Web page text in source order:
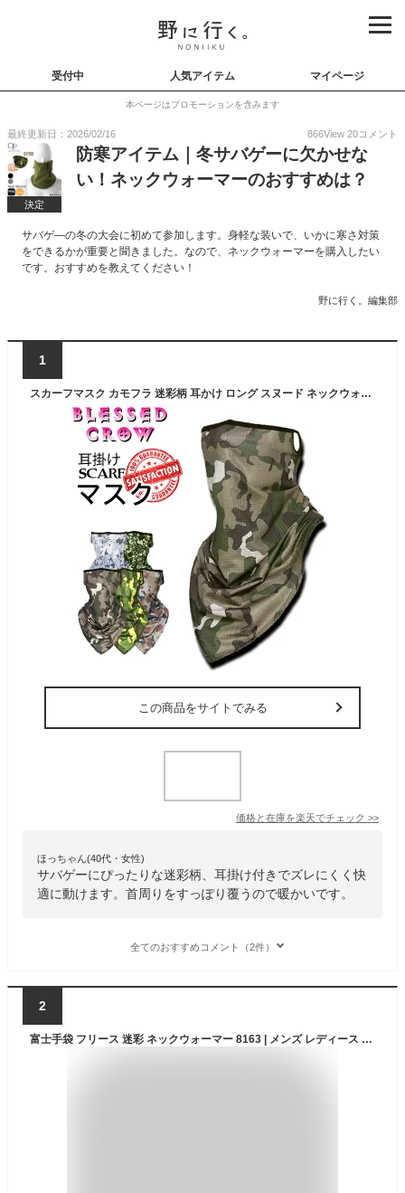
受付中 人気アイテム マイページ
本ページはプロモーションを含みます
最終更新日：2026/02/16 866View 20コメント
決定
防寒アイテム｜冬サバゲーに欠かせな
い！ネックウォーマーのおすすめは？
サバゲ―の冬の大会に初めて参加します。身軽な装いで、いかに寒さ対策
をできるかが重要と聞きました。なので、ネックウォーマーを購入したい
です。おすすめを教えてください！
野に行く。編集部
1
スカーフマスク カモフラ 迷彩柄 耳かけ ロング スヌード ネックウォーマー バンダナマスク カジュアル ミリタリー サバゲー ファッション
この商品をサイトでみる
価格と在庫を楽天でチェック >>
ほっちゃん(40代・女性)
サバゲーにぴったりな迷彩柄、耳掛け付きでズレにくく快
適に動けます。首周りをすっぽり覆うので暖かいです。
全てのおすすめコメント（2件）
2
富士手袋 フリース 迷彩 ネックウォーマー 8163 | メンズ レディース 男女兼用 ネック 首 マフラー かっこいい 秋 冬 雪 外 バイク 自転車 スキー 釣り レジャー アウトドア 寒い屋外